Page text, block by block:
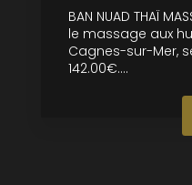
BAN NUAD THAÏ
le massage aux
Cagnes-sur-Mer,
142.00€....